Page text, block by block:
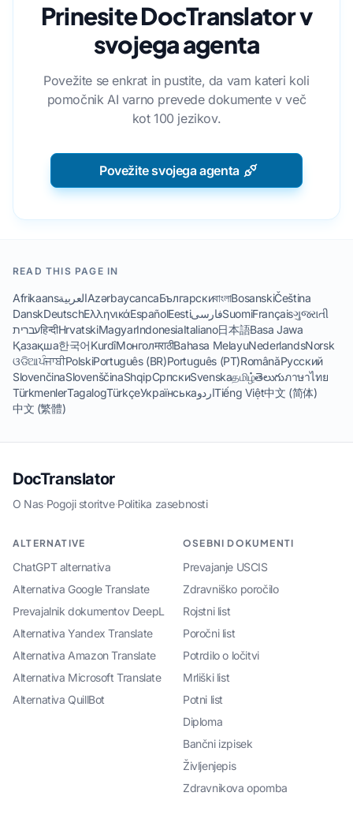
Prinesite DocTranslator v
svojega agenta
Povežite se enkrat in pustite, da vam kateri koli
pomočnik AI varno prevede dokumente v več
kot 100 jezikov.
Povežite svojega agenta
READ THIS PAGE IN
AfrikaansالعربيةAzərbaycancaБългарскиবাংলাBosanskiČeština
DanskDeutschΕλληνικάEspañolEestiفارسیSuomiFrançaisગુજરાતી
עבריתहिन्दीHrvatskiMagyarIndonesiaItaliano日本語Basa Jawa
Қазақша한국어KurdîМонголमराठीBahasa MelayuNederlandsNorsk
ଓଡିଆਪੰਜਾਬੀPolskiPortuguês (BR)Português (PT)RomânăРусский
SlovenčinaSlovenščinaShqipСрпскиSvenskaதமிழ்తెలుగుภาษาไทย
TürkmenlerTagalogTürkçeУкраїнськаاردوTiếng Việt中文 (简体)
中文 (繁體)
DocTranslator
O Nas·Pogoji storitve·Politika zasebnosti
ALTERNATIVE
ChatGPT alternativa
Alternativa Google Translate
Prevajalnik dokumentov DeepL
Alternativa Yandex Translate
Alternativa Amazon Translate
Alternativa Microsoft Translate
Alternativa QuillBot
OSEBNI DOKUMENTI
Prevajanje USCIS
Zdravniško poročilo
Rojstni list
Poročni list
Potrdilo o ločitvi
Mrliški list
Potni list
Diploma
Bančni izpisek
Življenjepis
Zdravnikova opomba